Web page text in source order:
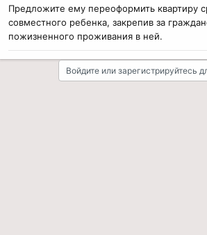
Предложите ему переоформить квартиру
совместного ребенка, закрепив за
пожизненного проживания в ней.
Войдите или зарегистрируйтесь